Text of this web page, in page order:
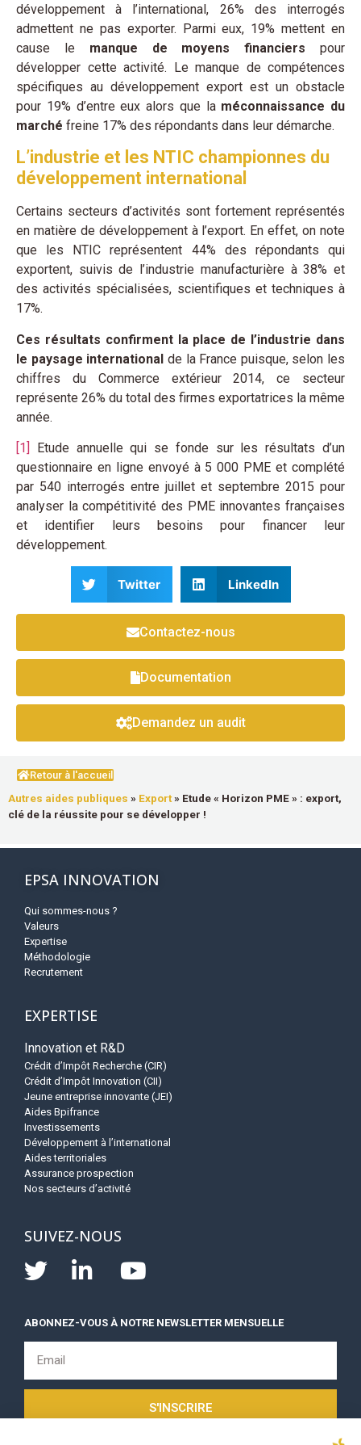
développement à l’international, 26% des interrogés
admettent ne pas exporter. Parmi eux, 19% mettent en
cause le manque de moyens financierspour
développer cette activité. Le manque de compétences
spécifiques au développement export est un obstacle
pour 19% d’entre eux alors que la méconnaissance du
marché freine 17% des répondants dans leur démarche.
L’industrie et les NTIC championnes du
développement international
Certains secteurs d’activités sont fortement représentés
en matière de développement à l’export. En effet, on note
que les NTIC représentent 44% des répondants qui
exportent, suivis de l’industrie manufacturière à 38% et
des activités spécialisées, scientifiques et techniques à
17%.
Ces résultats confirment la place de l’industrie dans
le paysage international de la France puisque, selon les
chiffres du Commerce extérieur 2014, ce secteur
représente 26% du total des firmes exportatrices la même
année.
[1]
Etude annuelle qui se fonde sur les résultats d’un
questionnaire en ligne envoyé à 5 000 PME et complété
par 540 interrogés entre juillet et septembre 2015 pour
analyser la compétitivité des PME innovantes françaises
et identifier leurs besoins pour financer leur
développement.
Twitter LinkedIn
Contactez-nous
Documentation
Demandez un audit
Retour à l'accueil
Autres aides publiques » Export» Etude « Horizon PME » : export,
clé de la réussite pour se développer !
EPSA INNOVATION
Qui sommes-nous ?
Valeurs
Expertise
Méthodologie
Recrutement
EXPERTISE
Innovation et R&D
Crédit d’Impôt Recherche (CIR)
Crédit d’Impôt Innovation (CII)
Jeune entreprise innovante (JEI)
Aides Bpifrance
Investissements
Développement à l’international
Aides territoriales
Assurance prospection
Nos secteurs d’activité
SUIVEZ-NOUS
ABONNEZ-VOUS À NOTRE NEWSLETTER MENSUELLE
S'INSCRIRE